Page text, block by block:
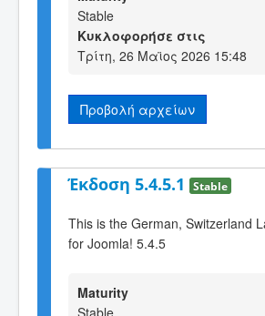
Stable
Κυκλοφορήσε στις
Τρίτη, 26 Μαϊος 2026 15:48
Προβολή αρχείων
Έκδοση 5.4.5.1 Stable
This is the German, Switzerland
for Joomla! 5.4.5
Maturity